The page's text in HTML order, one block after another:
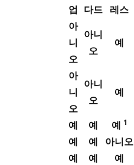
업 다드
레스
아
니
오
아니
오
예
아
니
오
아니
오
예
예 예 예 1
예 예
아니오
예 예
예